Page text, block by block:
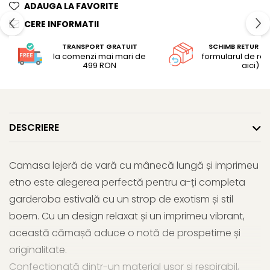
ADAUGA LA FAVORITE
CERE INFORMATII
TRANSPORT GRATUIT
la comenzi mai mari de
499 RON
SCHIMB RETUR
formularul de
aici)
DESCRIERE
Camasa lejeră de vară cu mânecă lungă și imprimeu
etno este alegerea perfectă pentru a-ți completa
garderoba estivală cu un strop de exotism și stil
boem. Cu un design relaxat și un imprimeu vibrant,
această cămașă aduce o notă de prospetime și
originalitate.
Confecționată dintr-un material ușor și respirabil,